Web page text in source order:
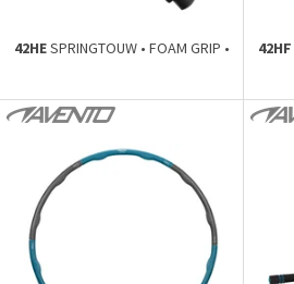
42HESPRINGTOUW • FOAM GRIP • 42HF